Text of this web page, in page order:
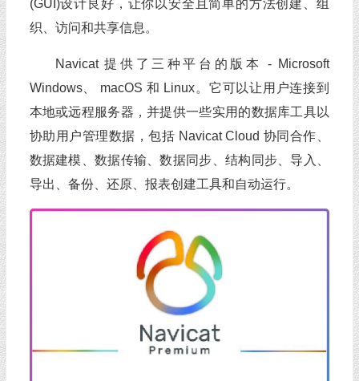
(GUI)设计良好，让你以安全且简单的方法创建、组
织、访问和共享信息。
Navicat 提供了三种平台的版本 - Microsoft
Windows、 macOS 和 Linux。它可以让用户连接到
本地或远程服务器，并提供一些实用的数据库工具以
协助用户管理数据，包括 Navicat Cloud 协同合作、
数据建模、数据传输、数据同步、结构同步、导入、
导出、备份、还原、报表创建工具和自动运行。